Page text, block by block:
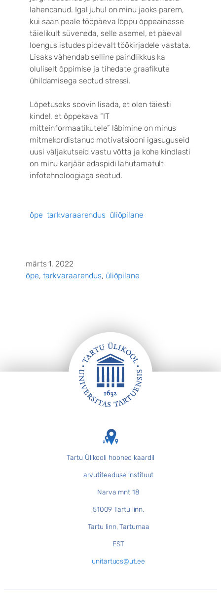
märts 1, 2022
õpe, tarkvaraarendus, üliõpilane
lahendanud. Igal juhul on minu jaoks parem,
kui saan peale tööpäeva lõppu õppeainesse
täielikult süveneda, selle asemel, et päeval
loengus istudes pidevalt töökirjadele vastata.
Lisaks vähendab selline paindlikkus ka
oluliselt õppimise ja tihedate graafikute
ühildamisega seotud stressi.
Lõpetuseks soovin lisada, et olen täiesti
kindel, et õppekava “IT
mitteinformaatikutele” läbimine on minus
mitmekordistanud motivatsiooni igasuguseid
uusi väljakutseid vastu võtta ja kohe kindlasti
on minu karjäär edaspidi lahutamatult
infotehnoloogiaga seotud.
õpe tarkvaraarendus üliõpilane
Tartu Ülikooli hooned kaardil
arvutiteaduse instituut
Narva mnt 18
51009 Tartu linn,
Tartu linn, Tartumaa
EST
unitartucs@ut.ee